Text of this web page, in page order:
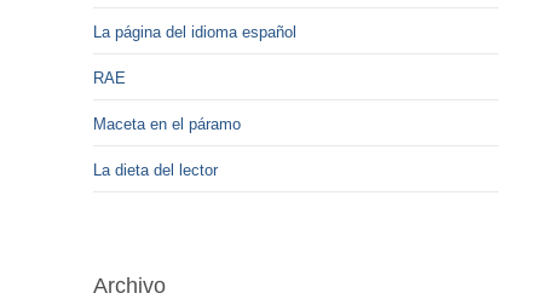
La página del idioma español
RAE
Maceta en el páramo
La dieta del lector
Archivo